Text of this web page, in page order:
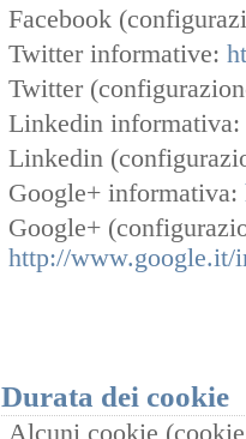
Facebook
Twitter informative:
Twitter
Linkedin
Linkedin
Google+ informativa:
Google+
http://www.google.it/
Durata dei cookie
Alcuni cookie